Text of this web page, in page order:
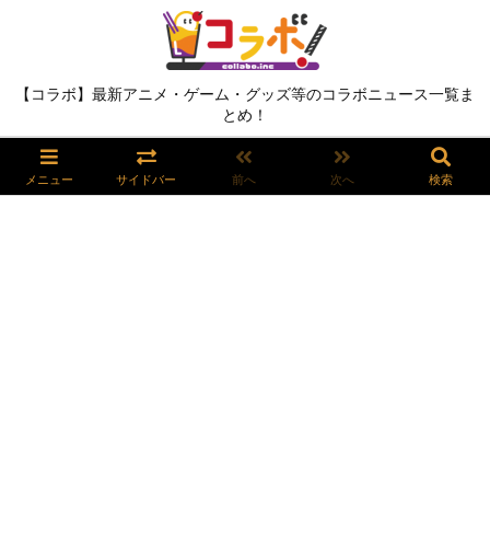
【コラボ】最新アニメ・ゲーム・グッズ等のコラボニュース一覧ま
とめ！
メニュー サイドバー 前へ 次へ 検索